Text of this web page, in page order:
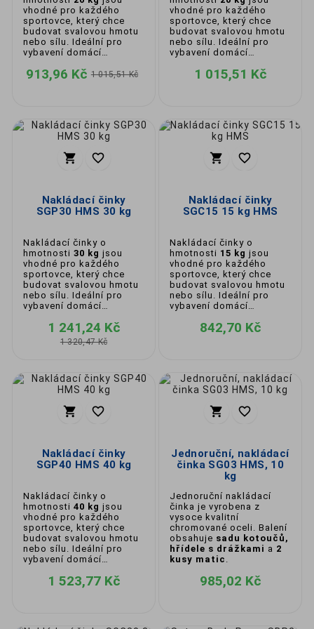
Vhodné na domáci aj profesionálny
tréning
Kondičné a funkčné cvičenia
Rehabilitačné a stabilizačné tréningy
Tvarovanie postavy a spaľovanie
🏋️Obsah činkových setov:
Jednoručné alebo obojručné tyče
Sady závaží rôznych hmotností
Bezpečnostné zámky alebo svorky
Naše činkové sety sú vyrobené z odolných
materiálov s dôrazom na pevnosť, stabilitu
a pohodlie pri cvičení.
efektívny tréning.
Objednávajte činkové sety online:
Vyberte si činkový set, ktorý vám umožní
trénovať flexibilne, bezpečne a efektívne!
Cvičte kedykoľvek a kdekoľvek – výsledky
na seba nenechajú dlho čakať. 💪🚀
vhodné pro každého
sportovce, který chce
budovat svalovou hmotu
nebo sílu. Ideální pro
vybavení domácí
913,96 Kč 1 015,51 Kč
vhodné pro každého
sportovce, který chce
budovat svalovou hmotu
nebo sílu. Ideální pro
vybavení domácí
1 015,51 Kč
 
Nakládací činky
SGP30 HMS 30 kg
Nakládací činky o
hmotnosti 30 kg jsou
vhodné pro každého
sportovce, který chce
budovat svalovou hmotu
nebo sílu. Ideální pro
vybavení domácí
1 241,24 Kč
1 320,47 Kč
 
Nakládací činky
SGC15 15 kg HMS
Nakládací činky o
hmotnosti 15 kg jsou
vhodné pro každého
sportovce, který chce
budovat svalovou hmotu
nebo sílu. Ideální pro
vybavení domácí
842,70 Kč
 
Nakládací činky
SGP40 HMS 40 kg
Nakládací činky o
hmotnosti 40 kg jsou
vhodné pro každého
sportovce, který chce
budovat svalovou hmotu
nebo sílu. Ideální pro
vybavení domácí
1 523,77 Kč
 
Jednoruční, nakládací
činka SG03 HMS, 10
kg
Jednoruční nakládací
činka je vyrobena z
vysoce kvalitní
chromované oceli. Balení
obsahuje sadu kotoučů,
hřídele s drážkami a 2
kusy matic .
985,02 Kč